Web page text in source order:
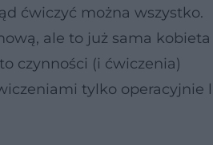
ćwiczyć można wszystko.
ale to już sama kobieta
czynności (i ćwiczenia)
tylko operacyjnie